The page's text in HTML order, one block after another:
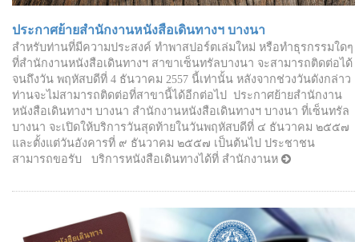
​ประกาศย้ายสำนักงานหนังสือเดินทางฯ บางนา
สำหรับท่านที่มีความประสงค์ ทำพาสปอร์ตเล่มใหม่ หรือทำธุรกรรมใดๆ
ที่สำนักงานหนังสือเดินทางฯ สาขาเซ็นทรัลบางนา จะสามารถติดต่อได้
จนถึงวัน พฤหัสบดีที่ 4 ธันวาคม 2557 นี้เท่านั้น หลังจากช่วงวันดังกล่าว
ท่านจะไม่สามารถติดต่อที่สาขานี้ได้อีกต่อไป ประกาศย้ายสำนักงาน
หนังสือเดินทางฯ บางนา สำนักงานหนังสือเดินทางฯ บางนา ที่เซ็นทรัล
บางนา จะเปิดให้บริการวันสุดท้ายในวันพฤหัสบดีที่ ๔ ธันวาคม ๒๕๕๗
และตั้งแต่วันอังคารที่ ๙ ธันวาคม ๒๕๕๗ เป็นต้นไป ประชาชน
สามารถขอรับ บริการหนังสือเดินทางได้ที่ สำนักงานห